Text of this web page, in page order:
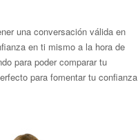
una conversación válida en
en ti mismo a la hora de
para poder comparar tu
para fomentar tu confianza